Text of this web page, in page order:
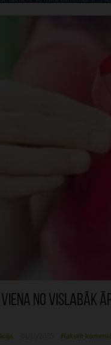
no vislabāk
Rakstīt